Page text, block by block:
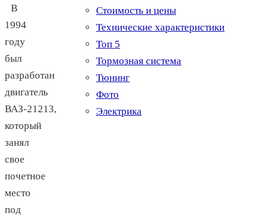
В
1994
году
был
разработан
двигатель
ВАЗ-21213,
который
занял
свое
почетное
место
под
Стоимость и цены
Технические характеристики
Топ 5
Тормозная система
Тюнинг
Фото
Электрика